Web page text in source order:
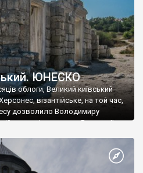
ЮНЕСКО
облоги, Великий київський
візантійське, на той час,
дозволило Володимиру
імператору Василю ІІ, та
став Василем-християнином.
На честь Херсонесу Таврійського